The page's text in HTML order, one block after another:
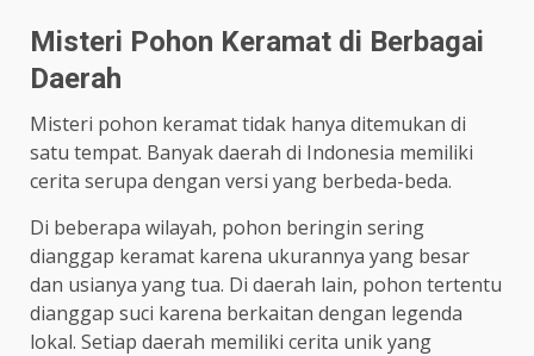
Misteri Pohon Keramat di Berbagai
Daerah
Misteri pohon keramat tidak hanya ditemukan di
satu tempat. Banyak daerah di Indonesia memiliki
cerita serupa dengan versi yang berbeda-beda.
Di beberapa wilayah, pohon beringin sering
dianggap keramat karena ukurannya yang besar
dan usianya yang tua. Di daerah lain, pohon tertentu
dianggap suci karena berkaitan dengan legenda
lokal. Setiap daerah memiliki cerita unik yang